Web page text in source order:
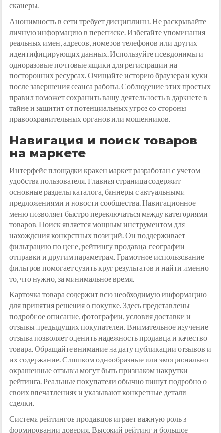
сканеры.
Анонимность в сети требует дисциплины. Не раскрывайте
личную информацию в переписке. Избегайте упоминания
реальных имен, адресов, номеров телефонов или других
идентифицирующих данных. Используйте псевдонимы и
одноразовые почтовые ящики для регистрации на
посторонних ресурсах. Очищайте историю браузера и куки
после завершения сеанса работы. Соблюдение этих простых
правил поможет сохранить вашу деятельность в даркнете в
тайне и защитит от потенциальных угроз со стороны
правоохранительных органов или мошенников.
Навигация и поиск товаров
на маркете
Интерфейс площадки кракен маркет разработан с учетом
удобства пользователя. Главная страница содержит
основные разделы каталога, баннеры с актуальными
предложениями и новости сообщества. Навигационное
меню позволяет быстро переключаться между категориями
товаров. Поиск является мощным инструментом для
нахождения конкретных позиций. Он поддерживает
фильтрацию по цене, рейтингу продавца, географии
отправки и другим параметрам. Грамотное использование
фильтров помогает сузить круг результатов и найти именно
то, что нужно, за минимальное время.
Карточка товара содержит всю необходимую информацию
для принятия решения о покупке. Здесь представлены
подробное описание, фотографии, условия доставки и
отзывы предыдущих покупателей. Внимательное изучение
отзыва позволяет оценить надежность продавца и качество
товара. Обращайте внимание на дату публикации отзывов и
их содержание. Слишком однообразные или эмоционально
окрашенные отзывы могут быть признаком накрутки
рейтинга. Реальные покупатели обычно пишут подробно о
своих впечатлениях и указывают конкретные детали
сделки.
Система рейтингов продавцов играет важную роль в
формировании доверия. Высокий рейтинг и большое